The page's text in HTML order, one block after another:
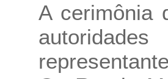
A cerimônia